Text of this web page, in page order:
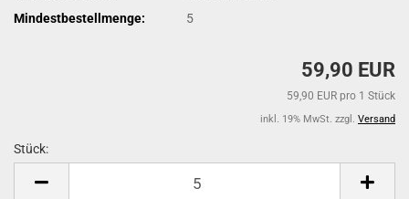
Mindestbestellmenge:
5
59,90 EUR
59,90 EUR pro 1 Stück
inkl. 19% MwSt. zzgl. Versand
Stück: